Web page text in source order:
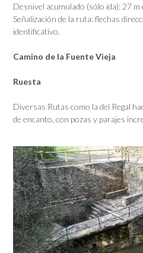
Desnivel acumulado (sólo ida): 27 m
Señalización de la ruta: flechas
identificativo.
Camino de la Fuente Vieja
Ruesta
Diversas Rutas como la del Regal
de encanto, con pozas y parajes